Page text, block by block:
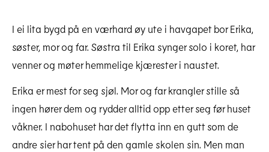
I ei lita bygd på en værhard øy ute i havgapet bor Erika,
søster, mor og far. Søstra til Erika synger solo i koret, har
venner og møter hemmelige kjærester i naustet.
Erika er mest for seg sjøl. Mor og far krangler stille så
ingen hører dem og rydder alltid opp etter seg før huset
våkner. I nabohuset har det flytta inn en gutt som de
andre sier har tent på den gamle skolen sin. Men man